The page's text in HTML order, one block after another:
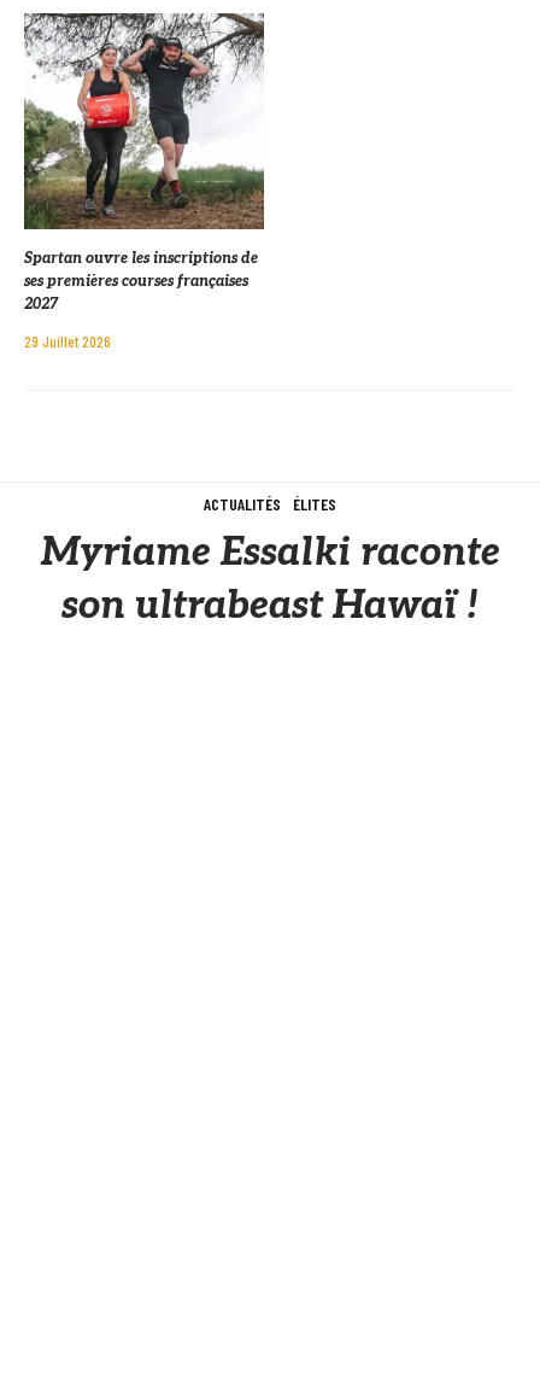
Spartan ouvre les inscriptions de
ses premières courses françaises
2027
29 Juillet 2026
ACTUALITÉS ÉLITES
Myriame Essalki raconte
son ultrabeast Hawaï !